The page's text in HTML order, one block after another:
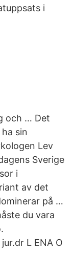
i
och … Det
sin
Lev
Sverige
i
av det
på …
du vara
L ENA O